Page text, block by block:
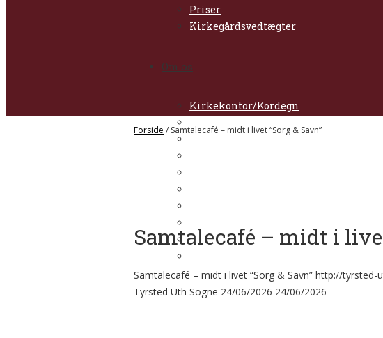
Priser
Kirkegårdsvedtægter
Om os
Kirkekontor/Kordegn
Nyheder
Forside / Samtalecafé – midt i livet “Sorg & Savn”
Samtalecafé – midt i
Samtalecafé – midt i livet “Sorg & Savn” http://tyrsted-
Tyrsted Uth Sogne 24/06/2026 24/06/2026